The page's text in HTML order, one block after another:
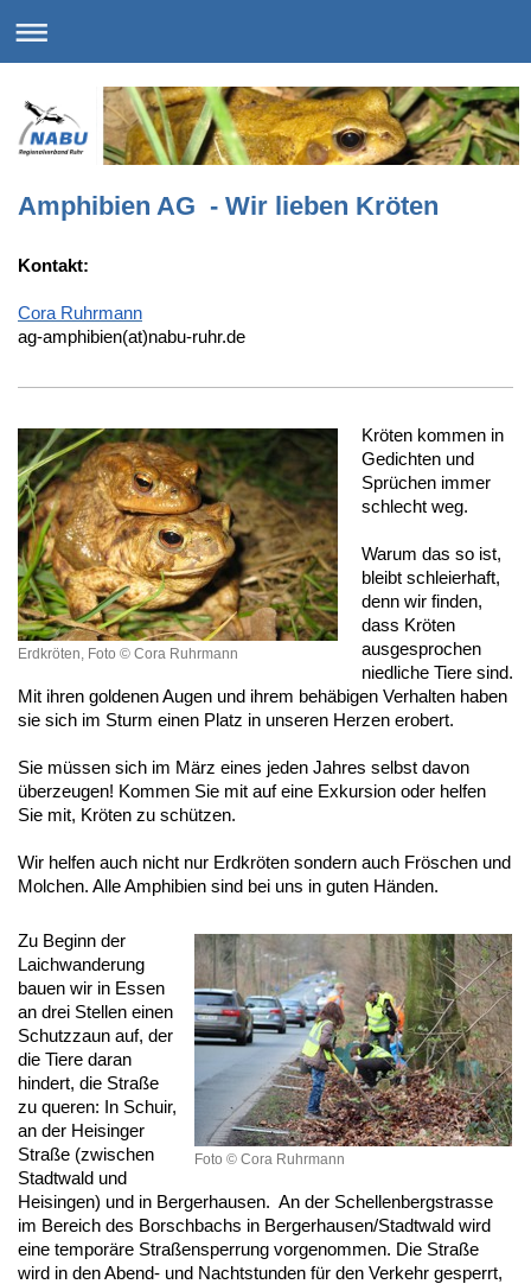
Amphibien AG - Wir lieben Kröten
Kontakt:
Cora Ruhrmann
ag-amphibien(at)nabu-ruhr.de
Erdkröten, Foto © Cora Ruhrmann
Kröten kommen in
Gedichten und
Sprüchen immer
schlecht weg.
Warum das so ist,
bleibt schleierhaft,
denn wir finden,
dass Kröten
ausgesprochen
niedliche Tiere sind.
Mit ihren goldenen Augen und ihrem behäbigen Verhalten haben
sie sich im Sturm einen Platz in unseren Herzen erobert.
Sie müssen sich im März eines jeden Jahres selbst davon
überzeugen! Kommen Sie mit auf eine Exkursion oder helfen
Sie mit, Kröten zu schützen.
Wir helfen auch nicht nur Erdkröten sondern auch Fröschen und
Molchen. Alle Amphibien sind bei uns in guten Händen.
Foto © Cora Ruhrmann
Zu Beginn der
Laichwanderung
bauen wir in Essen
an drei Stellen einen
Schutzzaun auf, der
die Tiere daran
hindert, die Straße
zu queren: In Schuir,
an der Heisinger
Straße (zwischen
Stadtwald und
Heisingen) und in Bergerhausen. An der Schellenbergstrasse
im Bereich des Borschbachs in Bergerhausen/Stadtwald wird
eine temporäre Straßensperrung vorgenommen. Die Straße
wird in den Abend- und Nachtstunden für den Verkehr gesperrt,